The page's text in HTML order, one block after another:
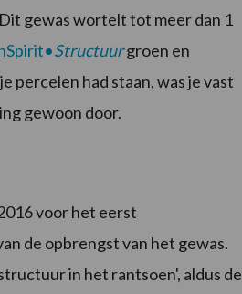
gewas wortelt tot meer dan 1
Structuurgroen en
percelen had staan, was je vast
gewoon door.
voor het eerst
de opbrengst van het gewas.
in het rantsoen', aldus de